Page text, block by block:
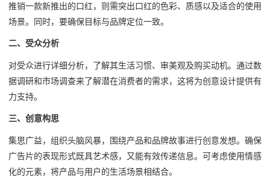
推销一款新推出的口红，则需突出口红的色彩、质感以及适合的使用
场景。同时，要确保目标与品牌定位一致。
二、受众分析
对受众进行详细分析，了解其生活习惯、审美观及购买动机。通过数
据调研和市场调查来了解潜在消费者的需求，这将为创意设计提供有
力支持。
三、创意构思
集思广益，组织头脑风暴，围绕产品和品牌故事进行创意发想。确保
广告片的表现形式既具艺术感，又能有效传递信息。可考虑使用情感
化的元素，将产品与用户的生活场景相结合。